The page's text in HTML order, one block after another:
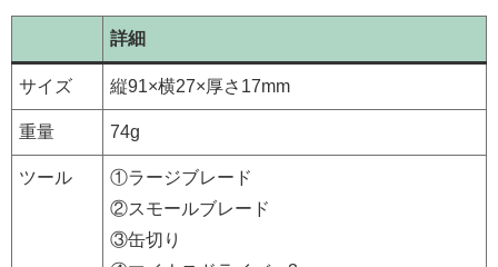
詳細
サイズ 縦91×横27×厚さ17mm
重量 74g
ツール
①ラージブレード
②スモールブレード
③缶切り